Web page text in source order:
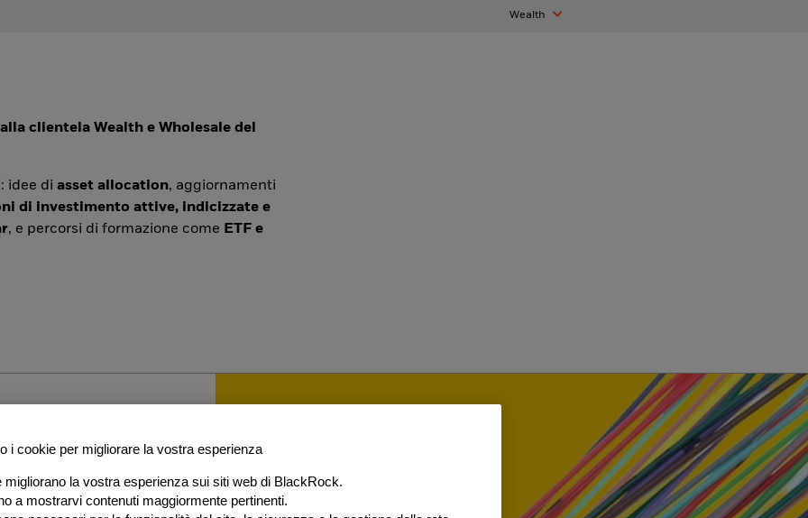
Wealth
alla clientela Wealth e Wholesale del
idee di asset allocation, aggiornamenti
di investimento attive, indicizzate e
, e percorsi di formazione come ETF e
i cookie per migliorare la vostra esperienza
migliorano la vostra esperienza sui siti web di BlackRock.
a mostrarvi contenuti maggiormente pertinenti.